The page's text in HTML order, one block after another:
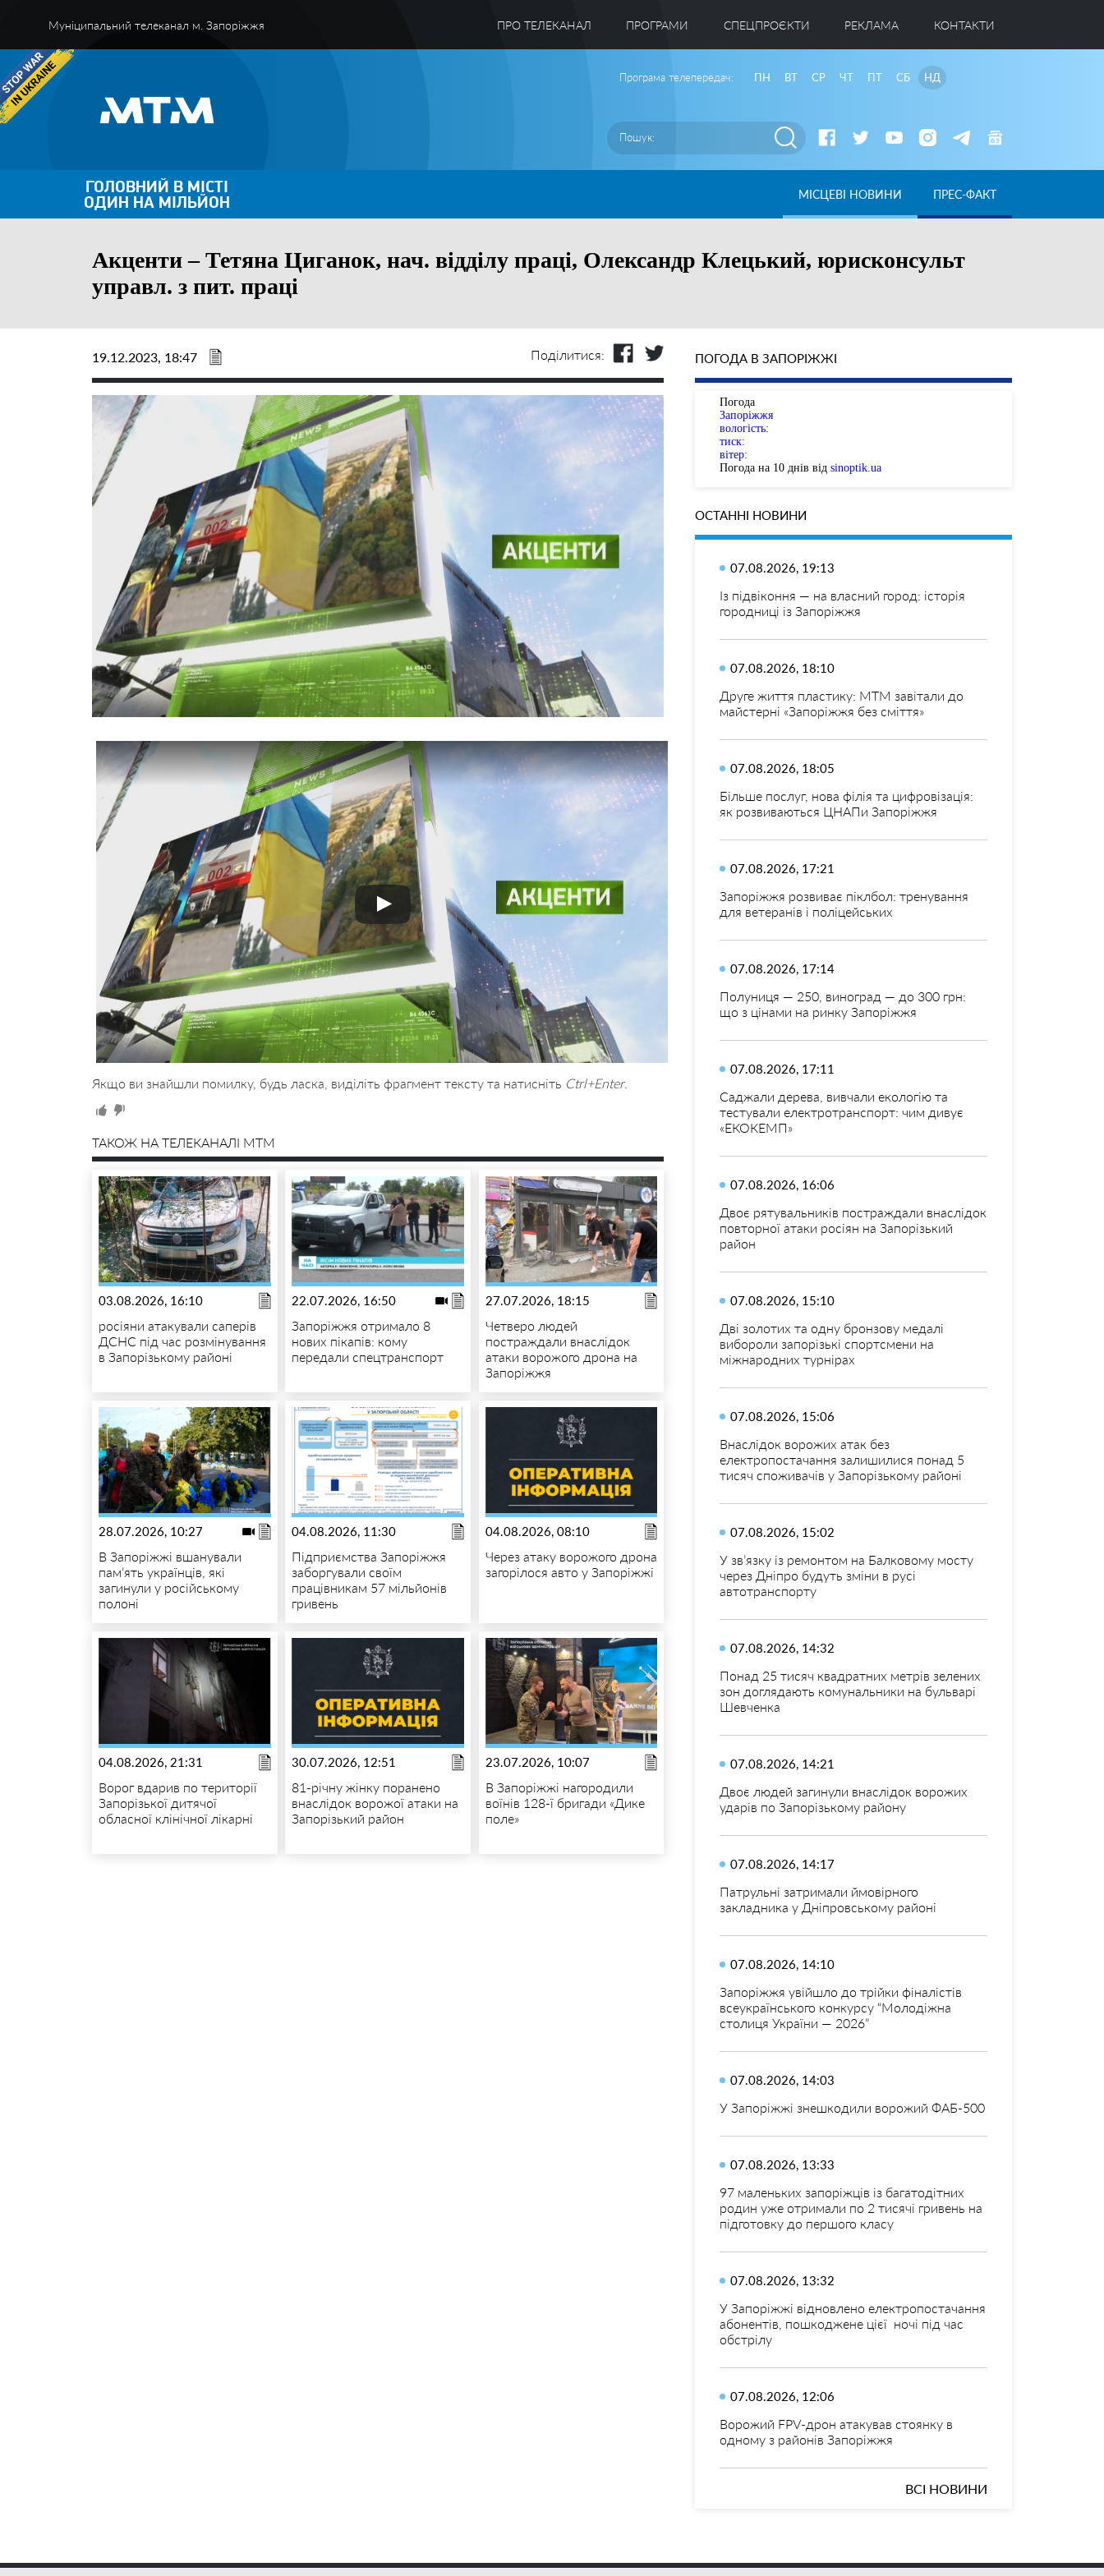
Муніципальний телеканал м. Запоріжжя ПРО ТЕЛЕКАНАЛ ПРОГРАМИ CПЕЦПРОЄКТИ РЕКЛАМА КОНТАКТИ
Програма телепередач: ПН ВТ СР ЧТ ПТ СБ НД
ГОЛОВНИЙ В МІСТІ
ОДИН НА МІЛЬЙОН МІСЦЕВІ НОВИНИ ПРЕС-ФАКТ
Акценти – Тетяна Циганок, нач. відділу праці, Олександр Клецький, юрисконсульт
управл. з пит. праці
19.12.2023, 18:47 Поділитися:
Якщо ви знайшли помилку, будь ласка, виділіть фрагмент тексту та натисніть Ctrl+Enter.
ТАКОЖ НА ТЕЛЕКАНАЛІ MTM
03.08.2026, 16:10
росіяни атакували саперів
ДСНС під час розмінування
в Запорізькому районі
22.07.2026, 16:50
Запоріжжя отримало 8
нових пікапів: кому
передали спецтранспорт
27.07.2026, 18:15
Четверо людей
постраждали внаслідок
атаки ворожого дрона на
Запоріжжя
28.07.2026, 10:27
В Запоріжжі вшанували
пам’ять українців, які
загинули у російському
полоні
04.08.2026, 11:30
Підприємства Запоріжжя
заборгували своїм
працівникам 57 мільйонів
гривень
04.08.2026, 08:10
Через атаку ворожого дрона
загорілося авто у Запоріжжі
04.08.2026, 21:31
Ворог вдарив по території
Запорізької дитячої
обласної клінічної лікарні
30.07.2026, 12:51
81-річну жінку поранено
внаслідок ворожої атаки на
Запорізький район
23.07.2026, 10:07
В Запоріжжі нагородили
воїнів 128-ї бригади «Дике
поле»
ПОГОДА В ЗАПОРІЖЖІ
Погода
Запоріжжя
вологість:
тиск:
вітер:
Погода на 10 днів від sinoptik.ua
ОСТАННІ НОВИНИ
07.08.2026, 19:13
Із підвіконня — на власний город: історія
городниці із Запоріжжя
07.08.2026, 18:10
Друге життя пластику: МТМ завітали до
майстерні «Запоріжжя без сміття»
07.08.2026, 18:05
Більше послуг, нова філія та цифровізація:
як розвиваються ЦНАПи Запоріжжя
07.08.2026, 17:21
Запоріжжя розвиває піклбол: тренування
для ветеранів і поліцейських
07.08.2026, 17:14
Полуниця — 250, виноград — до 300 грн:
що з цінами на ринку Запоріжжя
07.08.2026, 17:11
Саджали дерева, вивчали екологію та
тестували електротранспорт: чим дивує
«ЕКОКЕМП»
07.08.2026, 16:06
Двоє рятувальників постраждали внаслідок
повторної атаки росіян на Запорізький
район
07.08.2026, 15:10
Дві золотих та одну бронзову медалі
вибороли запорізькі спортсмени на
міжнародних турнірах
07.08.2026, 15:06
Внаслідок ворожих атак без
електропостачання залишилися понад 5
тисяч споживачів у Запорізькому районі
07.08.2026, 15:02
У зв’язку із ремонтом на Балковому мосту
через Дніпро будуть зміни в русі
автотранспорту
07.08.2026, 14:32
Понад 25 тисяч квадратних метрів зелених
зон доглядають комунальники на бульварі
Шевченка
07.08.2026, 14:21
Двоє людей загинули внаслідок ворожих
ударів по Запорізькому району
07.08.2026, 14:17
Патрульні затримали ймовірного
закладника у Дніпровському районі
07.08.2026, 14:10
Запоріжжя увійшло до трійки фіналістів
всеукраїнського конкурсу “Молодіжна
столиця України — 2026”
07.08.2026, 14:03
У Запоріжжі знешкодили ворожий ФАБ-500
07.08.2026, 13:33
97 маленьких запоріжців із багатодітних
родин уже отримали по 2 тисячі гривень на
підготовку до першого класу
07.08.2026, 13:32
У Запоріжжі відновлено електропостачання
абонентів, пошкоджене цієї ночі під час
обстрілу
07.08.2026, 12:06
Ворожий FPV-дрон атакував стоянку в
одному з районів Запоріжжя
ВСІ НОВИНИ